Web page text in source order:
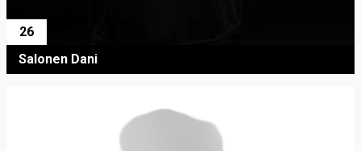
26
Salonen Dani